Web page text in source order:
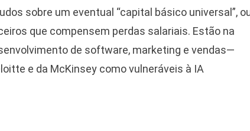
sobre um eventual “capital básico universal”,
que compensem perdas salariais. Estão na
de software, marketing e vendas—
e da McKinsey como vulneráveis à IA